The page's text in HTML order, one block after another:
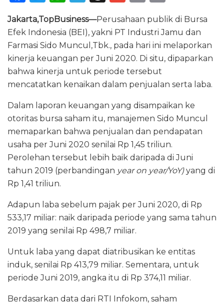
c
e
b
o
o
k
it
te
r
h
a
ts
A
p
p
e
g
ra
m
re
a
d
s
ai
l
n
t
ai
l
Jakarta,TopBusiness—Perusahaan publik di Bursa
Efek Indonesia (BEI), yakni PT Industri Jamu dan
Farmasi Sido Muncul,Tbk., pada hari ini melaporkan
kinerja keuangan per Juni 2020. Di situ, dipaparkan
bahwa kinerja untuk periode tersebut
mencatatkan kenaikan dalam penjualan serta laba.
Dalam laporan keuangan yang disampaikan ke
otoritas bursa saham itu, manajemen Sido Muncul
memaparkan bahwa penjualan dan pendapatan
usaha per Juni 2020 senilai Rp 1,45 triliun.
Perolehan tersebut lebih baik daripada di Juni
tahun 2019 (perbandingan year on year/YoY)yang di
Rp 1,41 triliun.
Adapun laba sebelum pajak per Juni 2020, di Rp
533,17 miliar: naik daripada periode yang sama tahun
2019 yang senilai Rp 498,7 miliar.
Untuk laba yang dapat diatribusikan ke entitas
induk, senilai Rp 413,79 miliar. Sementara, untuk
periode Juni 2019, angka itu di Rp 374,11 miliar.
Berdasarkan data dari RTI Infokom, saham